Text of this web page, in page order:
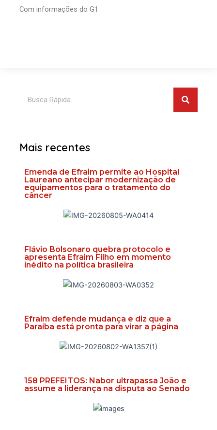
Com informações do G1
Mais recentes
Emenda de Efraim permite ao Hospital
Laureano antecipar modernização de
equipamentos para o tratamento do
câncer
Flávio Bolsonaro quebra protocolo e
apresenta Efraim Filho em momento
inédito na política brasileira
Efraim defende mudança e diz que a
Paraíba está pronta para virar a página
158 PREFEITOS: Nabor ultrapassa João e
assume a liderança na disputa ao Senado